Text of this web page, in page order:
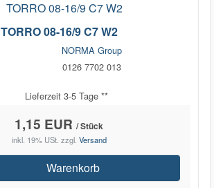
TORRO 08-16/9 C7 W2
NORMA Group
0126 7702 013
Lieferzeit 3-5 Tage **
1,15 EUR / Stück
inkl. 19% USt. zzgl. Versand
Warenkorb